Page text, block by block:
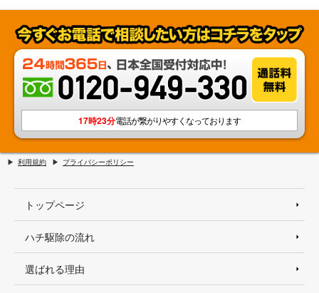
17時23分電話が繋がりやすくなっております
利用規約 プライバシーポリシー
トップページ
ハチ駆除の流れ
選ばれる理由